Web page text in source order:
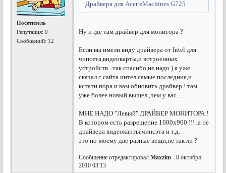
Посетитель
Репутация:0
Сообщений: 12
Драйвера для Acer eMachines G725
Ну и где там драйвер для монитора ?
Если вы имели виду драйвера от Intel для
чипсета,видеокарты,и встроенных
устройств...так спасибо,не надо ) я уже
скачал с сайта интел самые последние,и
кстати пора и вам обновить драйвер ! там
уже более новый вышел ,чем у вас....
МНЕ НАДО "Левый" ДРАЙВЕР МОНИТОРА !
В котором есть разрешение 1600х900 !!! ,а не
драйвера видеокарты,чипсэта и т.д.
это по-моему две разные вещи,не так ли ?
Сообщение отредактировалMaxzim - 8 октября
2010 03:13